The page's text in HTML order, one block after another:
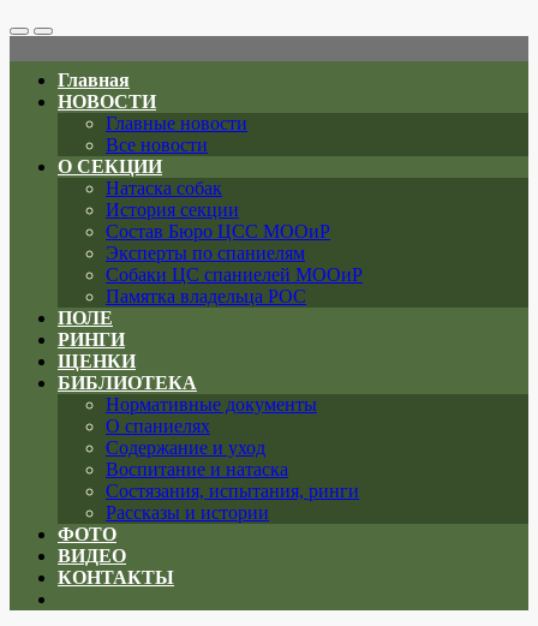
Search
Toggle
Меню
Главная
НОВОСТИ
Главные новости
Все новости
О СЕКЦИИ
Натаска собак
История секции
Состав Бюро ЦСС МООиР
Эксперты по спаниелям
Собаки ЦС спаниелей МООиР
Памятка владельца РОС
ПОЛЕ
РИНГИ
ЩЕНКИ
БИБЛИОТЕКА
Нормативные документы
О спаниелях
Содержание и уход
Воспитание и натаска
Состязания, испытания, ринги
Рассказы и истории
ФОТО
ВИДЕО
КОНТАКТЫ
menu